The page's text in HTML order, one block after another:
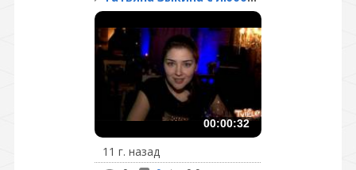
00:00:32
11 г. назад